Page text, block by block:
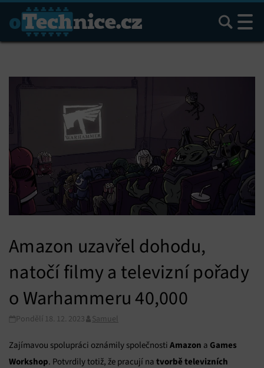
Hledat
Amazon uzavřel dohodu,
natočí filmy a televizní pořady
o Warhammeru 40,000
Pondělí 18. 12. 2023 Samuel
Zajímavou spolupráci oznámily společnosti Amazon a Games
Workshop. Potvrdily totiž, že pracují na tvorbě televizních